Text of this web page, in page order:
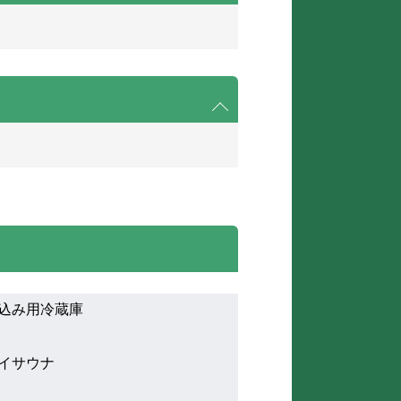
み用冷蔵庫
サウナ